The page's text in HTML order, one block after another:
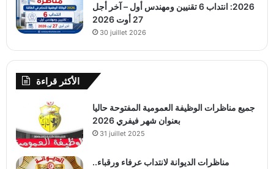
2026: انتداب 6 تقنيين ومهندس أول – آخر أجل
27 أوت 2026
30 juillet 2026
الأكثر قراءة
جميع مناظرات الوظيفة العمومية المفتوحة حاليا
بعنوان شهر فيفري 2026
31 juillet 2025
مناظرات الديوانة لانتداب عرفاء ورقباء..